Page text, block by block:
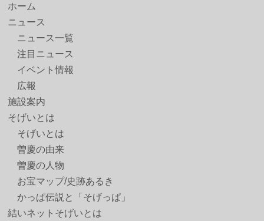
ホーム
ニュース
ニュース一覧
注目ニュース
イベント情報
広報
施設案内
そげいとは
そげいとは
曽慶の由来
曽慶の人物
お宝マップ/史跡あるき
かっぱ伝説と「そげっぱ」
結いネットそげいとは